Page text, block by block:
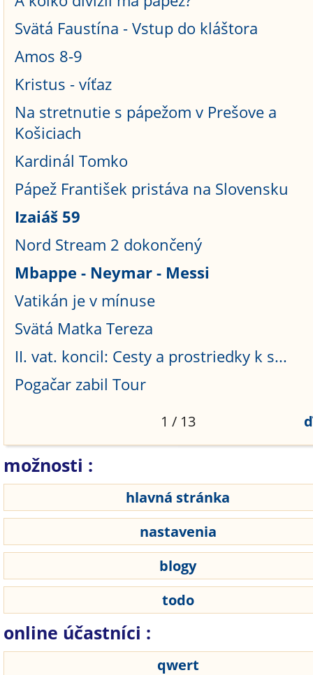
Svätá Faustína - Vstup do kláštora
Amos 8-9
Kristus - víťaz
Na stretnutie s pápežom v Prešove a
Košiciach
Kardinál Tomko
Pápež František pristáva na Slovensku
Izaiáš 59
Nord Stream 2 dokončený
Mbappe - Neymar - Messi
Vatikán je v mínuse
Svätá Matka Tereza
II. vat. koncil: Cesty a prostriedky k s...
Pogačar zabil Tour
1 / 13
možnosti :
hlavná stránka
nastavenia
blogy
todo
online účastníci :
qwert